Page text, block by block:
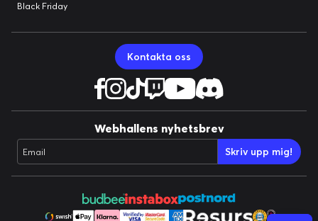
ENKEL ANSLUTNING VIA USB
Yeti Orb är det enklaste sättet att få tydligt, fokuserat ljud i
spelstreamar. Det är bara att ansluta USB-sladden så är du
redo att köra igång. Inga drivrutiner behövs.
Black Friday
Kontakta oss
Webhallens nyhetsbrev
Email Skriv upp mig!